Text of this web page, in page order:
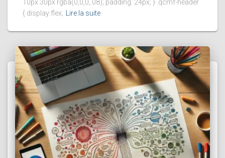
10px 30px rgba(0,0,0,.08); padding: 24px; } .qcmf-header
{ display:flex;
Lire la suite